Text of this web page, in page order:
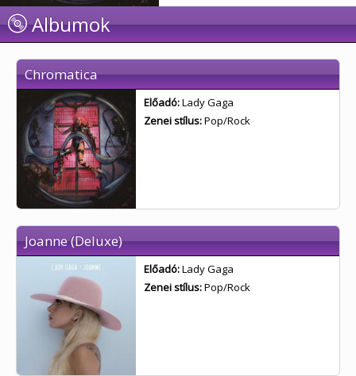
Albumok
Chromatica
Előadó:Lady Gaga
Zenei stílus:Pop/Rock
Joanne (Deluxe)
Előadó:Lady Gaga
Zenei stílus:Pop/Rock